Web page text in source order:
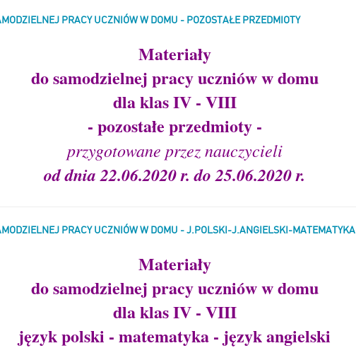
PRACY UCZNIÓW W DOMU - POZOSTAŁE PRZEDMIOTY
Materiały
do samodzielnej pracy uczniów w domu
dla klas IV - VIII
- pozostałe przedmioty -
przygotowane przez nauczycieli
od dnia 22.06.2020 r. do 25.06.2020 r.
PRACY UCZNIÓW W DOMU - J.POLSKI-J.ANGIELSKI-MATEMATYKA
Materiały
do samodzielnej pracy uczniów w domu
dla klas IV - VIII
język polski - matematyka - język angielski